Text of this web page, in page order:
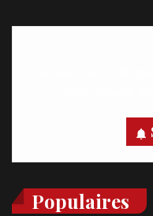
Populaires